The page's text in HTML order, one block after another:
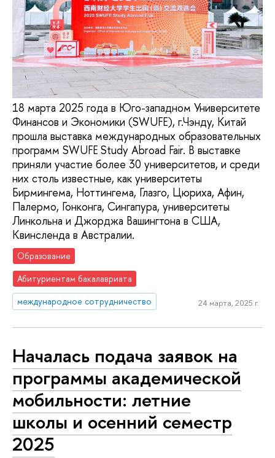
18 марта 2025 года в Юго-западном Университете
Финансов и Экономики (SWUFE), г.Чэнду, Китай
прошла выставка международных образовательных
программ SWUFE Study Abroad Fair. В выставке
приняли участие более 30 университетов, и среди
них столь известные, как университеты
Бирмингема, Ноттингема, Глазго, Цюриха, Афин,
Палермо, Гонконга, Сингапура, университеты
Линкольна и Джорджа Вашингтона в США,
Квинсленда в Австралии.
Образование
Абитуриентам бакалавриата
международное сотрудничество
24 марта, 2025 г.
Началась подача заявок на
программы академической
мобильности: летние
школы и осенний семестр
2025